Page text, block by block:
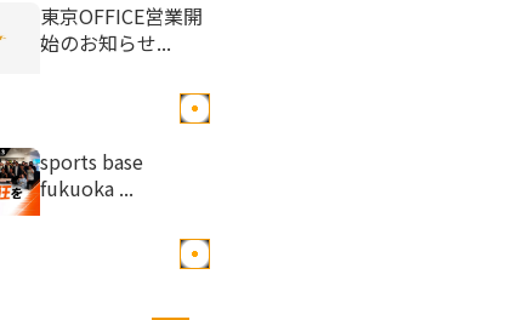
東京OFFICE営業開
始のお知らせ...
sports base
fukuoka ...